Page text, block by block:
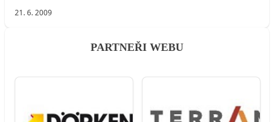
21. 6. 2009
PARTNEŘI WEBU